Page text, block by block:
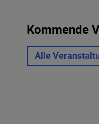
Kommende
Alle